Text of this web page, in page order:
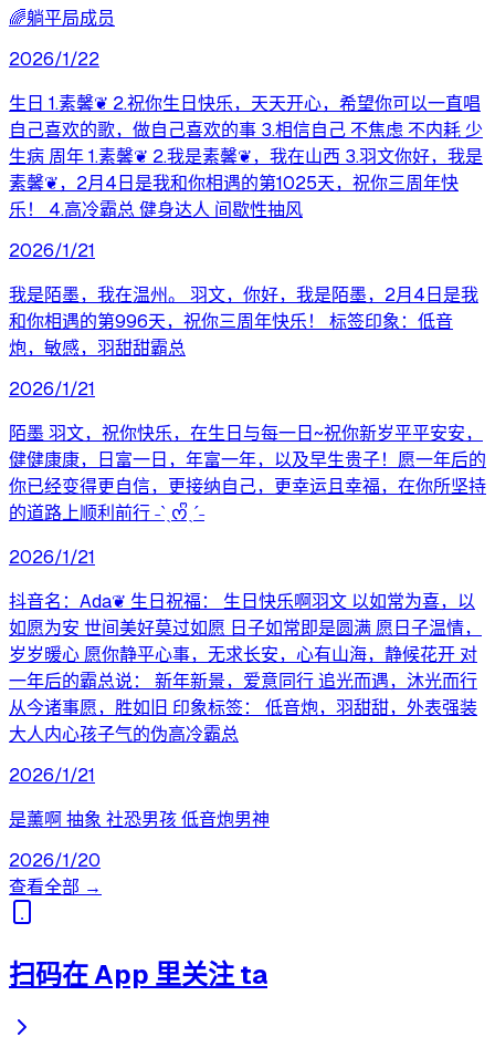
🌈躺平局成员
2026/1/22
生日 1.素馨❦ 2.祝你生日快乐，天天开心，希望你可以一直唱
自己喜欢的歌，做自己喜欢的事 3.相信自己 不焦虑 不内耗 少
生病 周年 1.素馨❦ 2.我是素馨❦，我在山西 3.羽文你好，我是
素馨❦，2月4日是我和你相遇的第1025天，祝你三周年快
乐！ 4.高冷霸总 健身达人 间歇性抽风
2026/1/21
我是陌墨，我在温州。 羽文，你好，我是陌墨，2月4日是我
和你相遇的第996天，祝你三周年快乐！ 标签印象：低音
炮，敏感，羽甜甜霸总
2026/1/21
陌墨 羽文，祝你快乐，在生日与每一日~祝你新岁平平安安，
健健康康，日富一日，年富一年，以及早生贵子！愿一年后的
你已经变得更自信，更接纳自己，更幸运且幸福，在你所坚持
的道路上顺利前行 ˗ˋˏᰔᩚˎˊ˗
2026/1/21
抖音名：Ada❦ 生日祝福： 生日快乐啊羽文 以如常为喜，以
如愿为安 世间美好莫过如愿 日子如常即是圆满 愿日子温情，
岁岁暖心 愿你静平心事，无求长安，心有山海，静候花开 对
一年后的霸总说： 新年新景，爱意同行 追光而遇，沐光而行
从今诸事愿，胜如旧 印象标签： 低音炮，羽甜甜，外表强装
大人内心孩子气的伪高冷霸总
2026/1/21
是薰啊 抽象 社恐男孩 低音炮男神
2026/1/20
查看全部 →
扫码在 App 里关注 ta